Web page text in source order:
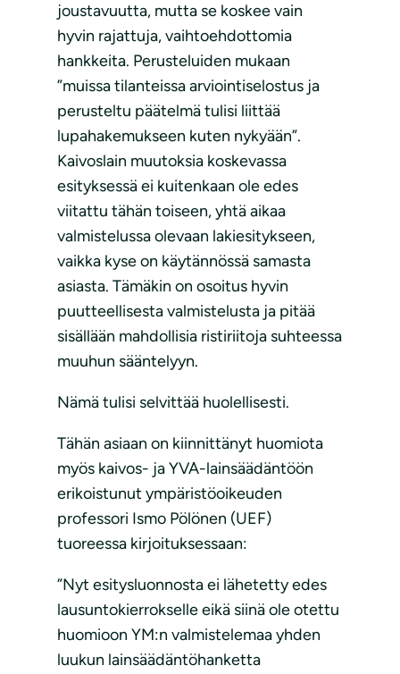
joustavuutta, mutta se koskee vain
hyvin rajattuja, vaihtoehdottomia
hankkeita. Perusteluiden mukaan
”muissa tilanteissa arviointiselostus ja
perusteltu päätelmä tulisi liittää
lupahakemukseen kuten nykyään”.
Kaivoslain muutoksia koskevassa
esityksessä ei kuitenkaan ole edes
viitattu tähän toiseen, yhtä aikaa
valmistelussa olevaan lakiesitykseen,
vaikka kyse on käytännössä samasta
asiasta. Tämäkin on osoitus hyvin
puutteellisesta valmistelusta ja pitää
sisällään mahdollisia ristiriitoja suhteessa
muuhun sääntelyyn.
Nämä tulisi selvittää huolellisesti.
Tähän asiaan on kiinnittänyt huomiota
myös kaivos- ja YVA-lainsäädäntöön
erikoistunut ympäristöoikeuden
professori Ismo Pölönen (UEF)
tuoreessa kirjoituksessaan:
”Nyt esitysluonnosta ei lähetetty edes
lausuntokierrokselle eikä siinä ole otettu
huomioon YM:n valmistelemaa yhden
luukun lainsäädäntöhanketta